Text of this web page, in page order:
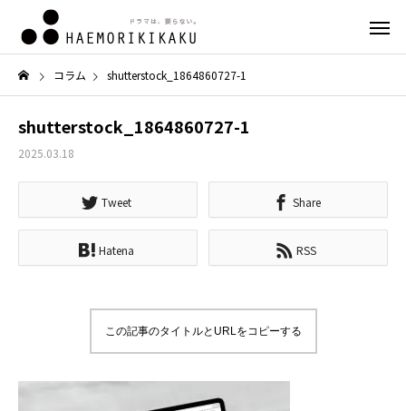
コラム shutterstock_1864860727-1
shutterstock_1864860727-1
2025.03.18
Tweet Share
Hatena RSS
この記事のタイトルとURLをコピーする